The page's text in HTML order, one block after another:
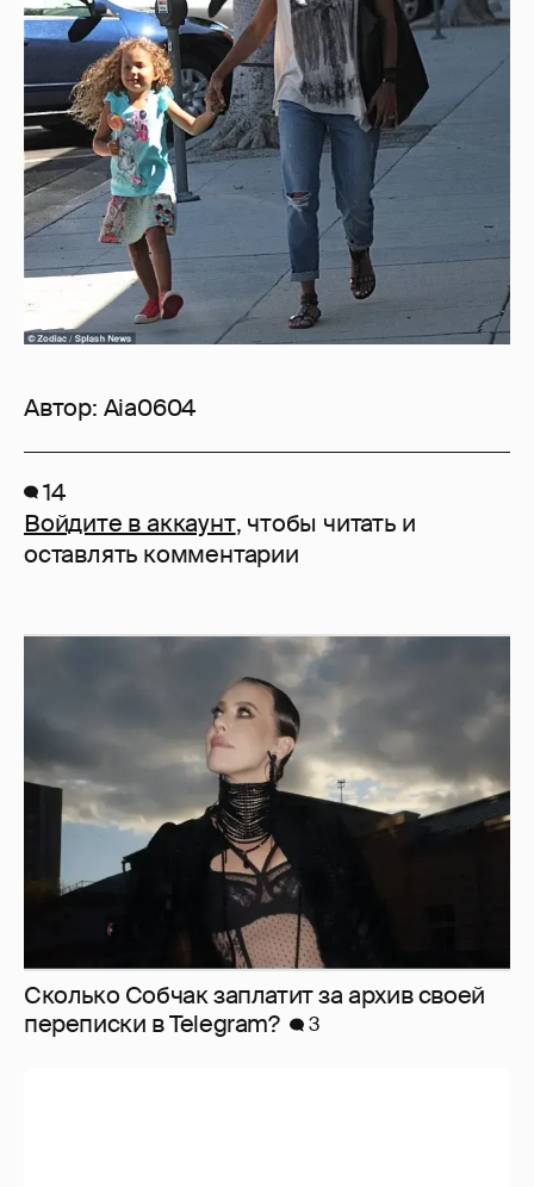
Автор: Aia0604
14
Войдите в аккаунт, чтобы читать и
оставлять комментарии
Сколько Собчак заплатит за архив своей
перeписки в Telegram?
3